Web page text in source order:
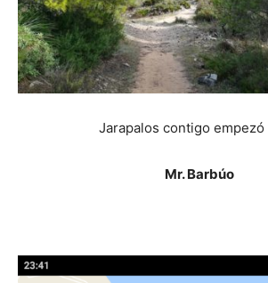
Jarapalos contigo empezó
Mr. Barbúo